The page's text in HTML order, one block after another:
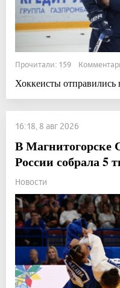
Прочитали: 159
Хоккеисты
16:18, 8 авг 2026
В Магнитогорске
России собрала 5
Новости